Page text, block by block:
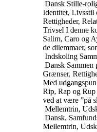
Dansk Stille-
Identitet, Livsstil
Rettigheder,
Trivsel I denne
Salim, Caro og
de dilemmaer,
Indskoling
Dansk Sammen
Grænser,
Med
Rip, Rap og Rup
ved at være ”på
Mellemtrin,
Dansk,
Mellemtrin,